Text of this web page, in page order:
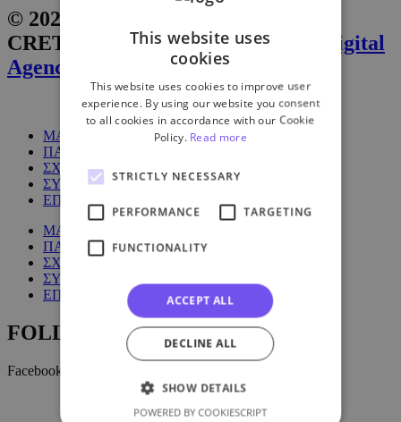
© 2025 All Rights Reserved by
CRETING. Website byInglelandi Digital
Agency
ΜΑΘΗΜΑΤΑ
ΠΑΚΕΤΑ
ΣΧΕΤΙΚΑ ΜΕ ΕΜΑΣ
ΣΥΧΝΕΣ ΕΡΩΤΗΣΕΙΣ
ΕΠΙΚΟΙΝΩΝΙΑ
ΜΑΘΗΜΑΤΑ
ΠΑΚΕΤΑ
ΣΧΕΤΙΚΑ ΜΕ ΕΜΑΣ
ΣΥΧΝΕΣ ΕΡΩΤΗΣΕΙΣ
ΕΠΙΚΟΙΝΩΝΙΑ
FOLLOW US:
Facebook
This website uses
cookies
This website uses cookies to improve user
experience. By using our website you consent
to all cookies in accordance with our Cookie
Policy. Read more
STRICTLY NECESSARY
PERFORMANCE TARGETING
FUNCTIONALITY
ACCEPT ALL
DECLINE ALL
SHOW DETAILS
POWERED BY COOKIESCRIPT